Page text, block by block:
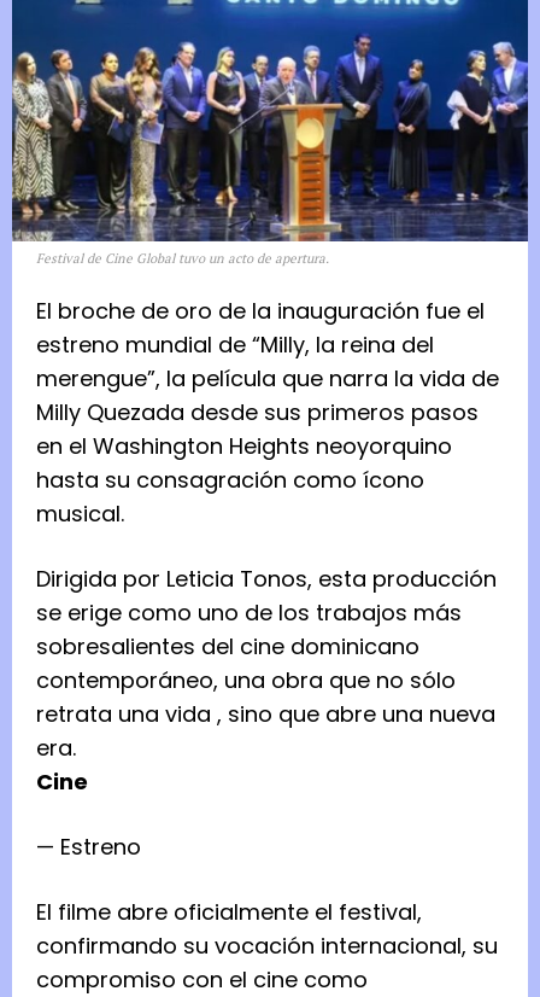
Festival de Cine Global tuvo un acto de apertura.
El broche de oro de la inauguración fue el
estreno mundial de “Milly, la reina del
merengue”, la película que narra la vida de
Milly Quezada desde sus primeros pasos
en el Washington Heights neoyorquino
hasta su consagración como ícono
musical.
Dirigida por Leticia Tonos, esta producción
se erige como uno de los trabajos más
sobresalientes del cine dominicano
contemporáneo, una obra que no sólo
retrata una vida , sino que abre una nueva
era.
Cine
— Estreno
El filme abre oficialmente el festival,
confirmando su vocación internacional, su
compromiso con el cine como